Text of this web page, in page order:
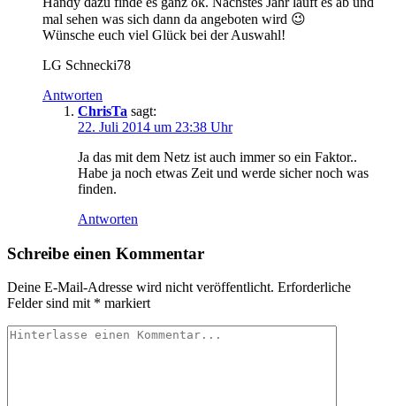
mal sehen was sich dann da angeboten wird 😉
Wünsche euch viel Glück bei der Auswahl!
LG Schnecki78
Antworten
ChrisTa sagt:
22. Juli 2014 um 23:38 Uhr
Ja das mit dem Netz ist auch immer so ein Faktor..
Habe ja noch etwas Zeit und werde sicher noch was
finden.
Antworten
Schreibe einen Kommentar
Deine E-Mail-Adresse wird nicht veröffentlicht. Erforderliche
Felder sind mit * markiert